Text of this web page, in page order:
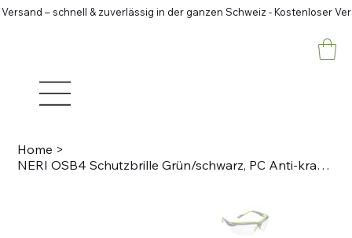
– schnell & zuverlässig in der ganzen Schweiz - Kostenloser
Home >
NERI OSB4 Schutzbrille Grün/schwarz, PC Anti-kratz, anti-fog